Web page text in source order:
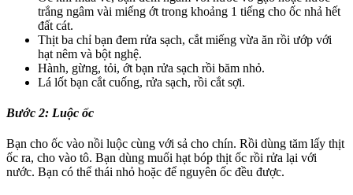
trắng ngâm vài miếng ớt trong khoảng 1 tiếng cho ốc nhả hết
đất cát.
Thịt ba chỉ bạn đem rửa sạch, cắt miếng vừa ăn rồi ướp với
hạt nêm và bột nghệ.
Hành, gừng, tỏi, ớt bạn rửa sạch rồi băm nhỏ.
Lá lốt bạn cắt cuống, rửa sạch, rồi cắt sợi.
Bước 2: Luộc ốc
Bạn cho ốc vào nồi luộc cùng với sả cho chín. Rồi dùng tăm lấy thịt
ốc ra, cho vào tô. Bạn dùng muối hạt bóp thịt ốc rồi rửa lại với
nước. Bạn có thể thái nhỏ hoặc để nguyên ốc đều được.